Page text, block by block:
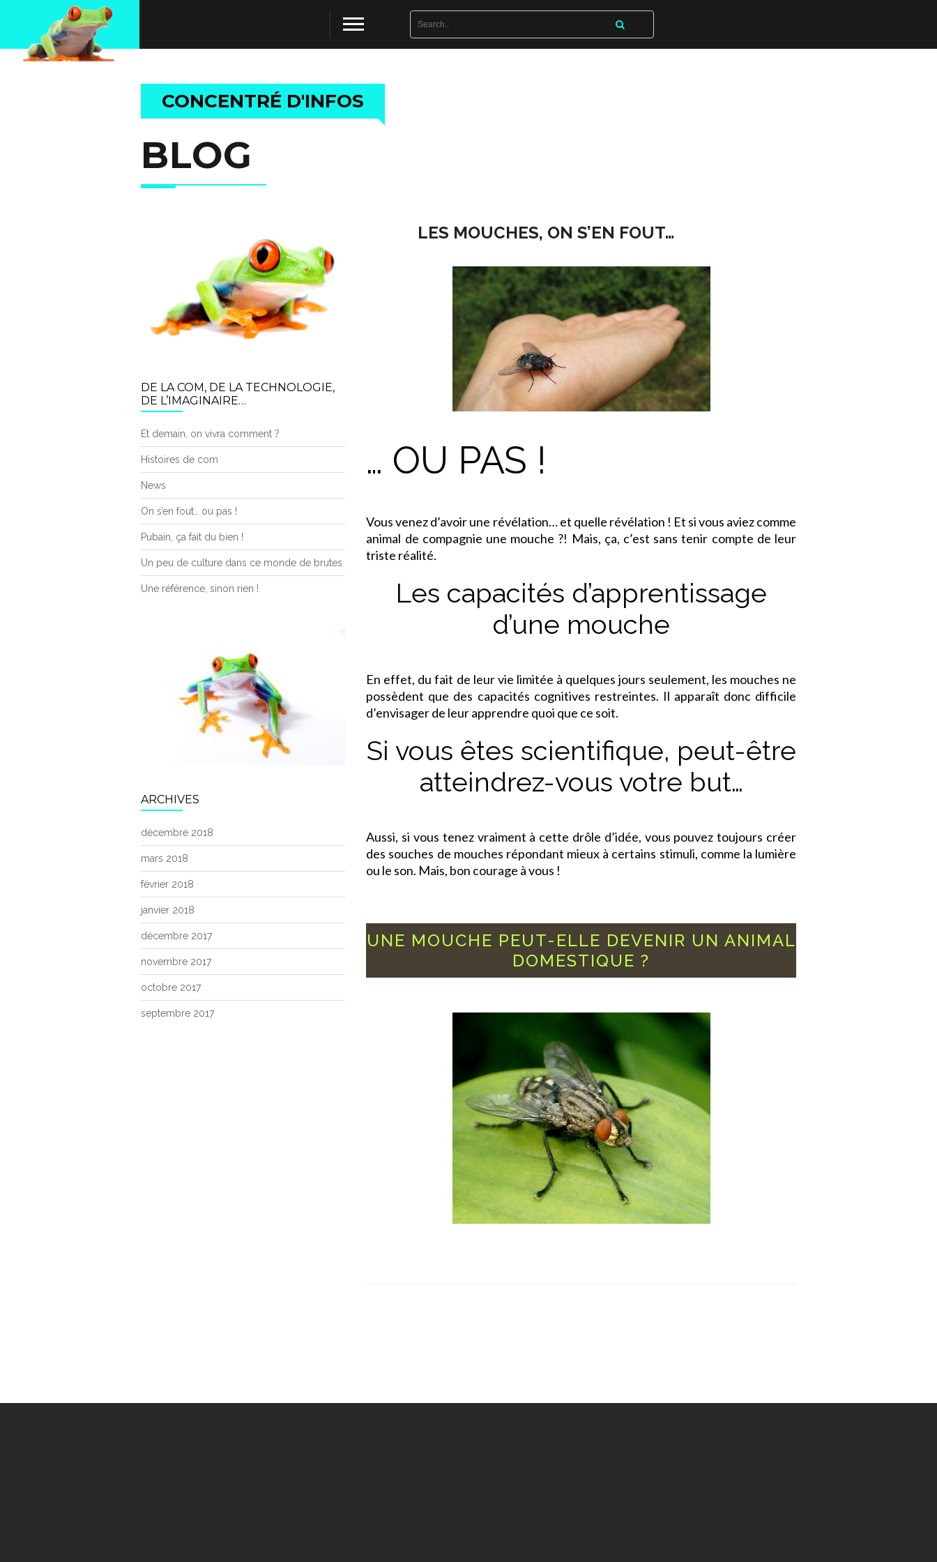
CONCENTRÉ D'INFOS
BLOG
DE LA COM, DE LA TECHNOLOGIE,
DE L’IMAGINAIRE…
Et demain, on vivra comment ?
Histoires de com
News
On s’en fout… ou pas !
Pubain, ça fait du bien !
Un peu de culture dans ce monde de brutes
Une référence, sinon rien !
ARCHIVES
décembre 2018
mars 2018
février 2018
janvier 2018
décembre 2017
novembre 2017
octobre 2017
septembre 2017
LES MOUCHES, ON S’EN FOUT…
… OU PAS !
Vous venez d’avoir une révélation… et quelle révélation ! Et si vous aviez comme
animal de compagnie une mouche ?! Mais, ça, c’est sans tenir compte de leur
triste réalité.
Les capacités d’apprentissage
d’une mouche
En effet, du fait de leur vie limitée à quelques jours seulement, les mouches ne
possèdent que des capacités cognitives restreintes. Il apparaît donc difficile
d’envisager de leur apprendre quoi que ce soit.
Si vous êtes scientifique, peut-être
atteindrez-vous votre but…
Aussi, si vous tenez vraiment à cette drôle d’idée, vous pouvez toujours créer
des souches de mouches répondant mieux à certains stimuli, comme la lumière
ou le son. Mais, bon courage à vous !
UNE MOUCHE PEUT-ELLE DEVENIR UN ANIMAL
DOMESTIQUE ?